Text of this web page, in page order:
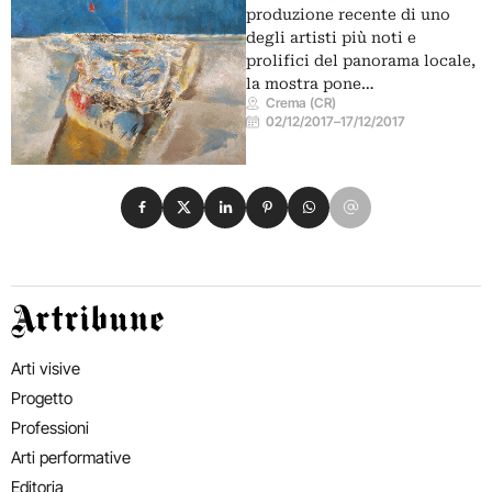
produzione recente di uno
degli artisti più noti e
prolifici del panorama locale,
la mostra pone…
Crema (CR)
02/12/2017–17/12/2017
Condividi su Facebook
Condividi su X
Condividi su LinkedIn
Condividi su Pinterest
Condividi su WhatsApp
Condividi su Email
Artribune
Arti visive
Progetto
Professioni
Arti performative
Editoria